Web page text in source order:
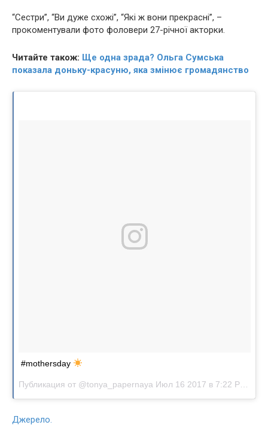
“Сестри”, “Ви дуже схожі”, “Які ж вони прекрасні”, –
прокоментували фото фоловери 27-річної акторки.
Читайте також: Ще одна зрада? Ольга Сумська
показала доньку-красуню, яка змінює громадянство
#mothersday
Публикация от @tonya_papernaya Июл 16 2017 в 7:22 PDT
Джерело.